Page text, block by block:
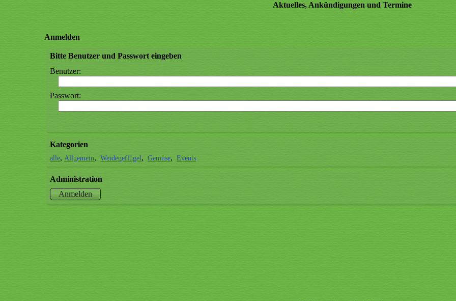
Aktuelles, Ankündigungen und Termine
Anmelden
Bitte Benutzer und Passwort eingeben
Benutzer:
Passwort:
Kategorien
alle Allgemein Weidegeflügel Gemüse Events
Administration
Anmelden